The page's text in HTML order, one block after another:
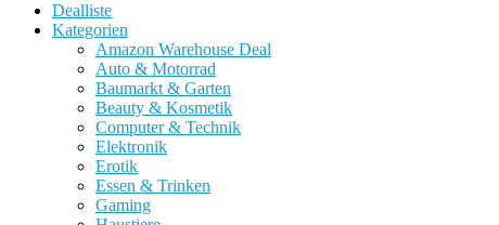
Dealliste
Kategorien
Amazon Warehouse Deal
Auto & Motorrad
Baumarkt & Garten
Beauty & Kosmetik
Computer & Technik
Elektronik
Erotik
Essen & Trinken
Gaming